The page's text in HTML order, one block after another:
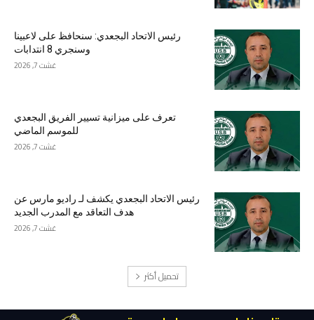
رئيس الاتحاد البجعدي: سنحافظ على لاعبينا
وسنجري 8 انتدابات
غشت 7, 2026
تعرف على ميزانية تسيير الفريق البجعدي
للموسم الماضي
غشت 7, 2026
رئيس الاتحاد البجعدي يكشف لـ راديو مارس عن
هدف التعاقد مع المدرب الجديد
غشت 7, 2026
تحميل أكثر